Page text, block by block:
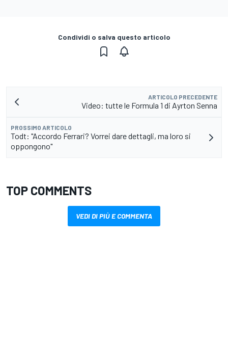
Condividi o salva questo articolo
ARTICOLO PRECEDENTE
Video: tutte le Formula 1 di Ayrton Senna
PROSSIMO ARTICOLO
Todt: "Accordo Ferrari? Vorrei dare dettagli, ma loro si
oppongono"
TOP COMMENTS
VEDI DI PIÙ E COMMENTA